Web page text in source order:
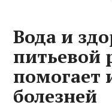
Вода и
питьевой
помогает
болезней